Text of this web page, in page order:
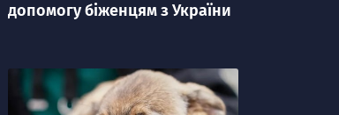
допомогу біженцям з України